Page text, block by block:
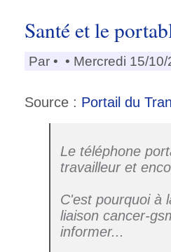
Santé et le
Par • • Mercredi 15/10/
Source : Portail du
Le téléphone
travailleur et
C'est pourquoi à
liaison cancer-
informer...